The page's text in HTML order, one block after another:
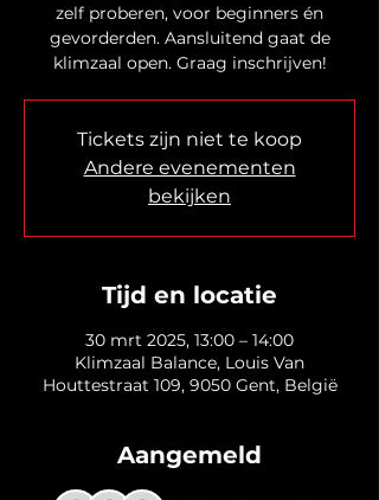
zelf proberen, voor beginners én
gevorderden. Aansluitend gaat de
klimzaal open. Graag inschrijven!
Tickets zijn niet te koop
Andere evenementen
bekijken
Tijd en locatie
30 mrt 2025, 13:00 – 14:00
Klimzaal Balance, Louis Van
Houttestraat 109, 9050 Gent, België
Aangemeld